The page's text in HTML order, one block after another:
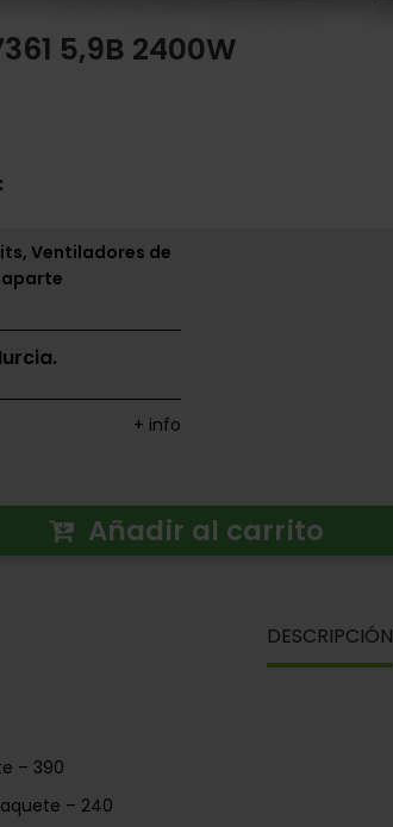
5,9B 2400W
Ventiladores de
aparte
+ info
Añadir al carrito
DESCRIPCIÓN
– 390
– 240